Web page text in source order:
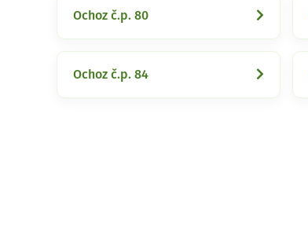
Ochoz č.p. 80
Ochoz č.p. 84